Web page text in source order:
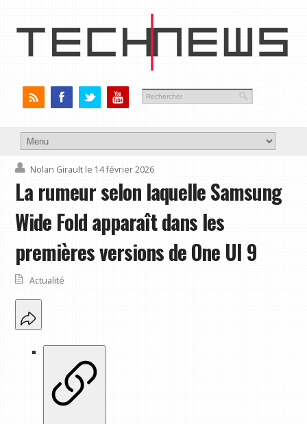
Nolan Girault le 14 février 2026
La rumeur selon laquelle Samsung
Wide Fold apparaît dans les
premières versions de One UI 9
Actualité